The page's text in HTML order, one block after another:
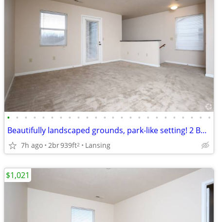
• • • • • • • • • • • • • • • • • • • • • • • •
Beautifully landscaped grounds, park-like setting! 2 Bed, 1 Bath.
7h ago 2br939ft2 Lansing
$1,021